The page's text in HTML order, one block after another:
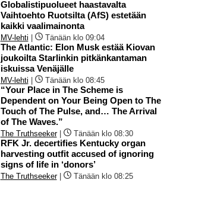
Globalistipuolueet haastavalta
Vaihtoehto Ruotsilta (AfS) estetään
kaikki vaalimainonta
MV-lehti Tänään klo 09:04
The Atlantic: Elon Musk estää Kiovan
joukoilta Starlinkin pitkänkantaman
iskuissa Venäjälle
MV-lehti Tänään klo 08:45
“Your Place in The Scheme is
Dependent on Your Being Open to The
Touch of The Pulse, and… The Arrival
of The Waves.”
The Truthseeker| Tänään klo 08:30
RFK Jr. decertifies Kentucky organ
harvesting outfit accused of ignoring
signs of life in ‘donors’
The Truthseeker| Tänään klo 08:25